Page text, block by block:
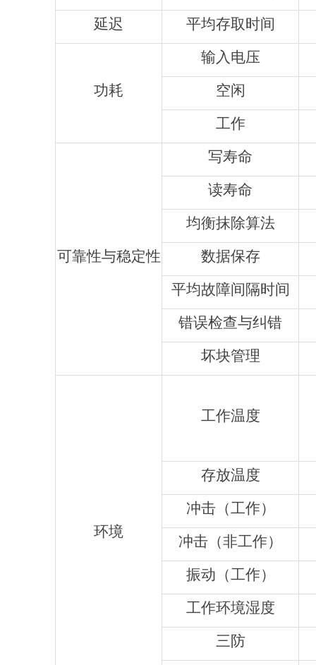
延迟
平均存取时间
功耗
输入电压
空闲
工作
可靠性与稳定性
写寿命
读寿命
均衡抹除算法
数据保存
平均故障间隔时间
错误检查与纠错
坏块管理
环境
工作温度
存放温度
冲击（工作）
冲击（非工作）
振动（工作）
工作环境湿度
三防